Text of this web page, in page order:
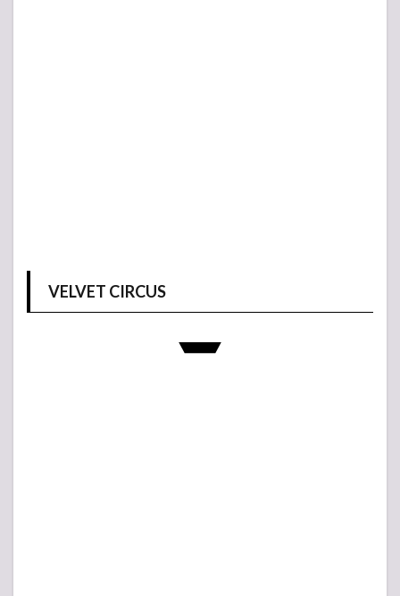
VELVET CIRCUS